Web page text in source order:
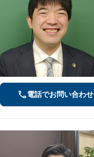
電話でお問い合わせ